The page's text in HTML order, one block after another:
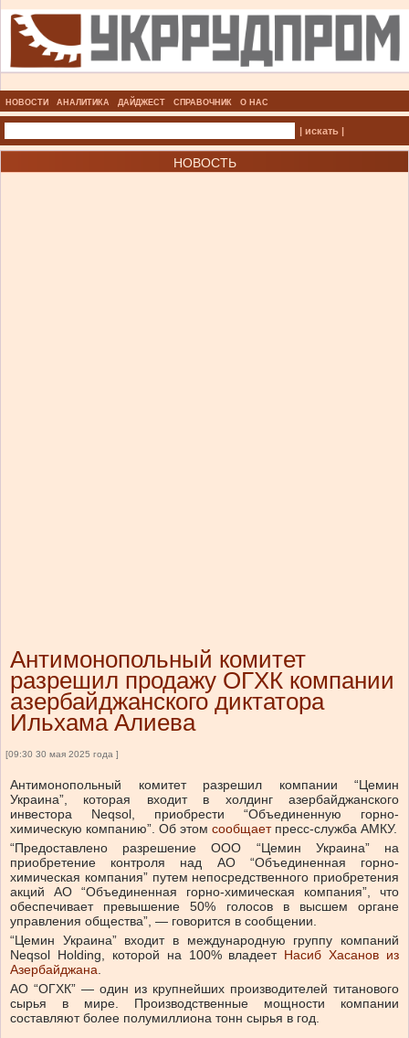
НОВОСТИ АНАЛИТИКА ДАЙДЖЕСТ СПРАВОЧНИК О НАС
| искать |
НОВОСТЬ
Антимонопольный комитет
разрешил продажу ОГХК компании
азербайджанского диктатора
Ильхама Алиева
[09:30 30 мая 2025 года ]
Антимонопольный комитет разрешил компании “Цемин
Украина”, которая входит в холдинг азербайджанского
инвестора Neqsol, приобрести “Объединенную горно-
химическую компанию”. Об этом сообщает пресс-служба АМКУ.
“Предоставлено разрешение ООО “Цемин Украина” на
приобретение контроля над АО “Объединенная горно-
химическая компания” путем непосредственного приобретения
акций АО “Объединенная горно-химическая компания”, что
обеспечивает превышение 50% голосов в высшем органе
управления общества”, — говорится в сообщении.
“Цемин Украина” входит в международную группу компаний
Neqsol Holding, которой на 100% владеет Насиб Хасанов из
Азербайджана.
АО “ОГХК” — один из крупнейших производителей титанового
сырья в мире. Производственные мощности компании
составляют более полумиллиона тонн сырья в год.